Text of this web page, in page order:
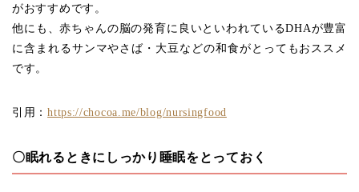
がおすすめです。
他にも、赤ちゃんの脳の発育に良いといわれているDHAが豊富
に含まれるサンマやさば・大豆などの和食がとってもおススメ
です。
引用：https://chocoa.me/blog/nursingfood
〇眠れるときにしっかり睡眠をとっておく